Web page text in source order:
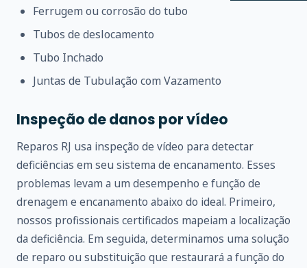
Ferrugem ou corrosão do tubo
Tubos de deslocamento
Tubo Inchado
Juntas de Tubulação com Vazamento
Inspeção de danos por vídeo
Reparos RJ usa inspeção de vídeo para detectar
deficiências em seu sistema de encanamento. Esses
problemas levam a um desempenho e função de
drenagem e encanamento abaixo do ideal. Primeiro,
nossos profissionais certificados mapeiam a localização
da deficiência. Em seguida, determinamos uma solução
de reparo ou substituição que restaurará a função do